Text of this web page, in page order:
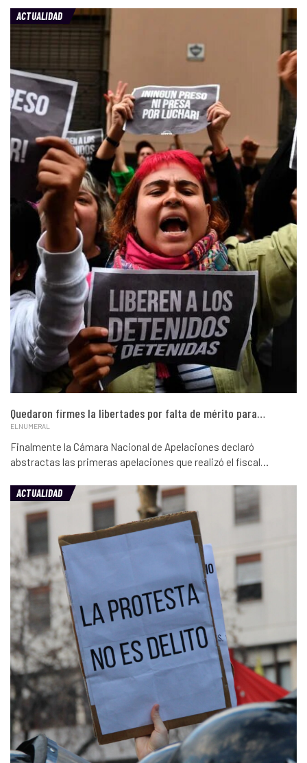
ACTUALIDAD
Quedaron firmes la libertades por falta de mérito para…
ELNUMERAL
Finalmente la Cámara Nacional de Apelaciones declaró
abstractas las primeras apelaciones que realizó el fiscal…
ACTUALIDAD